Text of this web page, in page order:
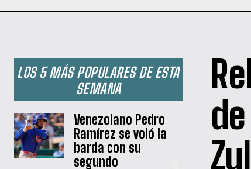
LOS 5 MÁS POPULARES DE ESTA
SEMANA
Venezolano Pedro
Ramírez se voló la
barda con su
segundo